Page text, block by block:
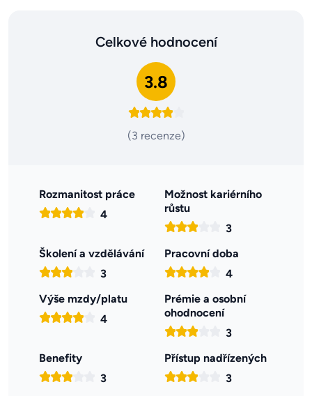
Celkové hodnocení
3.8
(3 recenze)
Rozmanitost práce
4
Možnost kariérního
růstu
3
Školení a vzdělávání
3
Pracovní doba
4
Výše mzdy/platu
4
Prémie a osobní
ohodnocení
3
Benefity
3
Přístup nadřízených
3